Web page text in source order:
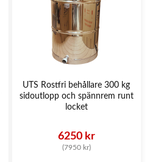
UTS Rostfri behållare 300 kg
sidoutlopp och spännrem runt
locket
6250 kr
(7950 kr)